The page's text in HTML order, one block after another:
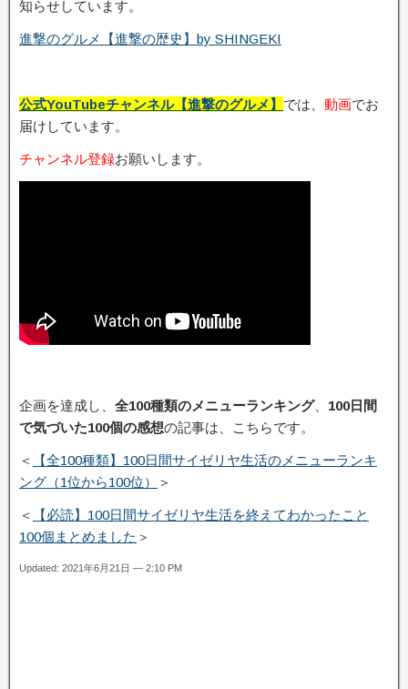
知らせしています。
進撃のグルメ【進撃の歴史】by SHINGEKI
公式YouTubeチャンネル【進撃のグルメ】 では、 動画でお
届けしています。
チャンネル登録お願いします。
企画を達成し、 全100種類のメニューランキング、 100日間
で気づいた100個の感想の記事は、こちらです。
＜
【全100種類】100日間サイゼリヤ生活のメニューランキ
ング（1位から100位）
＞
＜
【必読】100日間サイゼリヤ生活を終えてわかったこと
100個まとめました ＞
Updated: 2021年6月21日 — 2:10 PM